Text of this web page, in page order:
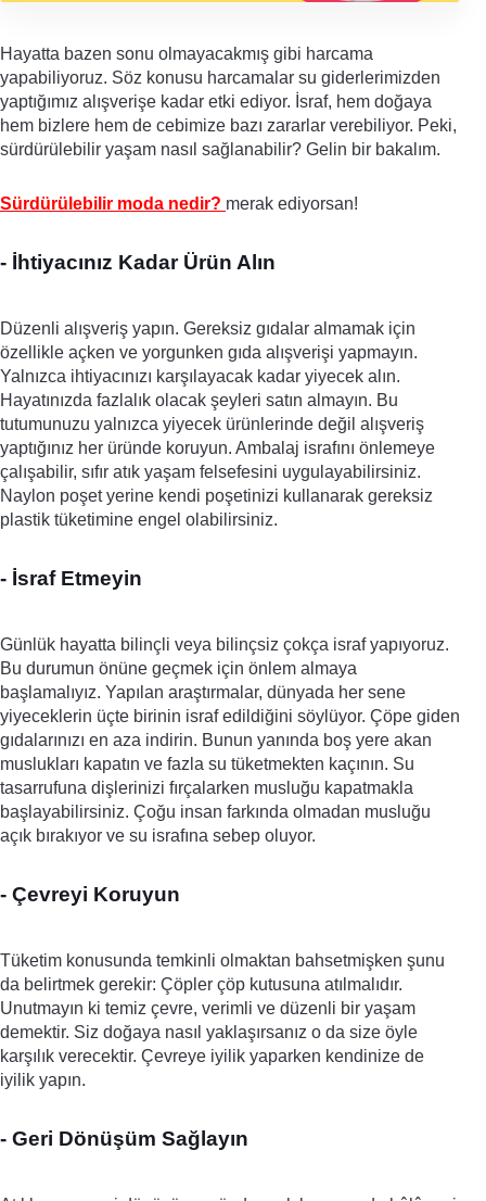
Hayatta bazen sonu olmayacakmış gibi harcama
yapabiliyoruz. Söz konusu harcamalar su giderlerimizden
yaptığımız alışverişe kadar etki ediyor. İsraf, hem doğaya
hem bizlere hem de cebimize bazı zararlar verebiliyor. Peki,
sürdürülebilir yaşam nasıl sağlanabilir? Gelin bir bakalım.
Sürdürülebilir moda nedir? merak ediyorsan!
- İhtiyacınız Kadar Ürün Alın
Düzenli alışveriş yapın. Gereksiz gıdalar almamak için
özellikle açken ve yorgunken gıda alışverişi yapmayın.
Yalnızca ihtiyacınızı karşılayacak kadar yiyecek alın.
Hayatınızda fazlalık olacak şeyleri satın almayın. Bu
tutumunuzu yalnızca yiyecek ürünlerinde değil alışveriş
yaptığınız her üründe koruyun. Ambalaj israfını önlemeye
çalışabilir, sıfır atık yaşam felsefesini uygulayabilirsiniz.
Naylon poşet yerine kendi poşetinizi kullanarak gereksiz
plastik tüketimine engel olabilirsiniz.
- İsraf Etmeyin
Günlük hayatta bilinçli veya bilinçsiz çokça israf yapıyoruz.
Bu durumun önüne geçmek için önlem almaya
başlamalıyız. Yapılan araştırmalar, dünyada her sene
yiyeceklerin üçte birinin israf edildiğini söylüyor. Çöpe giden
gıdalarınızı en aza indirin. Bunun yanında boş yere akan
muslukları kapatın ve fazla su tüketmekten kaçının. Su
tasarrufuna dişlerinizi fırçalarken musluğu kapatmakla
başlayabilirsiniz. Çoğu insan farkında olmadan musluğu
açık bırakıyor ve su israfına sebep oluyor.
- Çevreyi Koruyun
Tüketim konusunda temkinli olmaktan bahsetmişken şunu
da belirtmek gerekir: Çöpler çöp kutusuna atılmalıdır.
Unutmayın ki temiz çevre, verimli ve düzenli bir yaşam
demektir. Siz doğaya nasıl yaklaşırsanız o da size öyle
karşılık verecektir. Çevreye iyilik yaparken kendinize de
iyilik yapın.
- Geri Dönüşüm Sağlayın